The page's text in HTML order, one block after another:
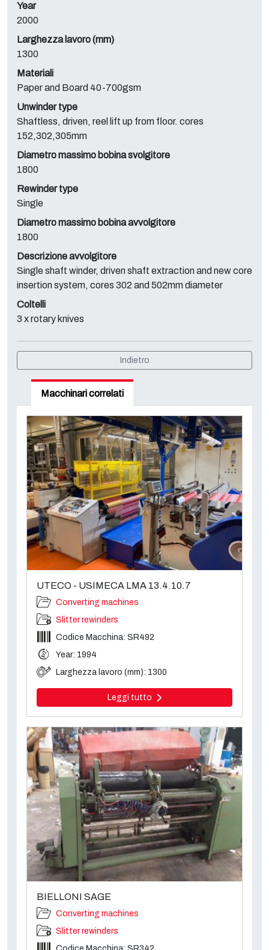
Year
2000
Larghezza lavoro (mm)
1300
Materiali
Paper and Board 40-700gsm
Unwinder type
Shaftless, driven, reel lift up from floor. cores
152,302,305mm
Diametro massimo bobina svolgitore
1800
Rewinder type
Single
Diametro massimo bobina avvolgitore
1800
Descrizione avvolgitore
Single shaft winder, driven shaft extraction and new core
insertion system, cores 302 and 502mm diameter
Coltelli
3 x rotary knives
Indietro
Macchinari correlati
UTECO - USIMECA LMA 13.4.10.7
Converting machines
Slitter rewinders
Codice Macchina: SR492
Year: 1994
Larghezza lavoro (mm): 1300
Leggi tutto
BIELLONI SAGE
Converting machines
Slitter rewinders